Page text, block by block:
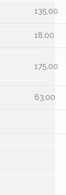
135,00
18,00
175,00
63,00